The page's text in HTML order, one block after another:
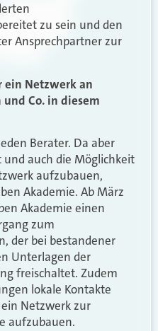
zu sein und den
Ansprechpartner zur
Netzwerk an
Co. in diesem
Berater. Da aber
auch die Möglichkeit
aufzubauen,
Akademie. Ab März
Akademie einen
zum
der bei bestandener
Unterlagen der
freischaltet. Zudem
lokale Kontakte
Netzwerk zur
aufzubauen.